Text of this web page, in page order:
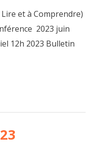
Lire et à Comprendre)
2023 juin
12h 2023 Bulletin